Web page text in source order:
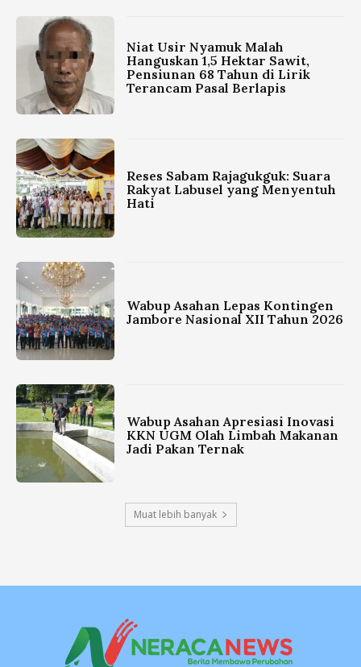
Niat Usir Nyamuk Malah
Hanguskan 1,5 Hektar Sawit,
Pensiunan 68 Tahun di Lirik
Terancam Pasal Berlapis
Reses Sabam Rajagukguk: Suara
Rakyat Labusel yang Menyentuh
Hati
Wabup Asahan Lepas Kontingen
Jambore Nasional XII Tahun 2026
Wabup Asahan Apresiasi Inovasi
KKN UGM Olah Limbah Makanan
Jadi Pakan Ternak
Muat lebih banyak